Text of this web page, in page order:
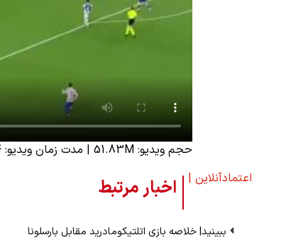
حجم ویدیو: 51.83M | مدت زمان ویدیو: 00:09:44
اعتمادآنلاین |
اخبار مرتبط
ببینید| خلاصه بازی اتلتیکومادرید مقابل بارسلونا